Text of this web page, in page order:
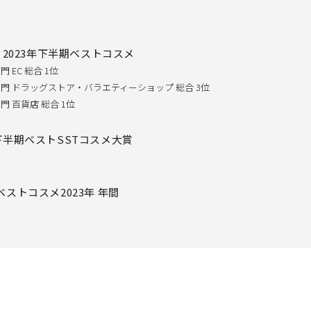
2023年下半期ベストコスメ
EC 総合 1位
ドラッグストア・バラエティーショップ 総合 3位
百貨店 総合 1位
期ベストSSTコスメ大賞
ストコスメ2023年 年間